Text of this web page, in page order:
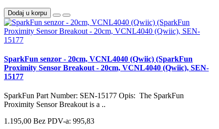
Dodaj u korpu
SparkFun senzor - 20cm, VCNL4040 (Qwiic) (SparkFun
Proximity Sensor Breakout - 20cm, VCNL4040 (Qwiic), SEN-
15177
SparkFun Part Number: SEN-15177 Opis: The SparkFun
Proximity Sensor Breakout is a ..
1.195,00 Bez PDV-a: 995,83